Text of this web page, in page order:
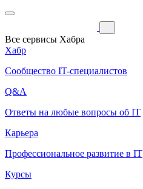
Все сервисы Хабра
Хабр
Сообщество IT-специалистов
Q&A
Ответы на любые вопросы об IT
Карьера
Профессиональное развитие в IT
Курсы